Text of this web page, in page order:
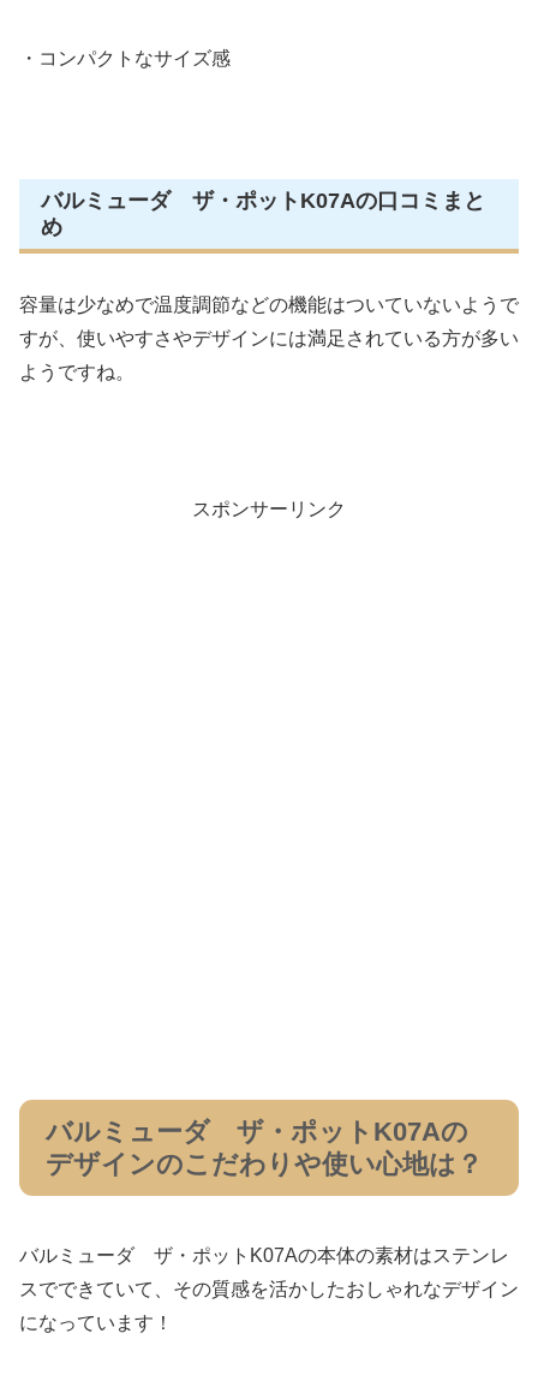
・コンパクトなサイズ感
バルミューダ ザ・ポットK07Aの口コミまと
め
容量は少なめで温度調節などの機能はついていないようで
すが、使いやすさやデザインには満足されている方が多い
ようですね。
スポンサーリンク
バルミューダ ザ・ポットK07Aの
デザインのこだわりや使い心地は？
バルミューダ ザ・ポットK07Aの本体の素材はステンレ
スでできていて、その質感を活かしたおしゃれなデザイン
になっています！